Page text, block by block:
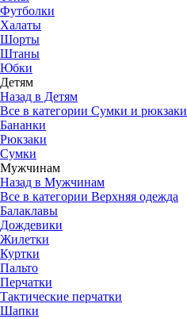
Футболки
Халаты
Шорты
Штаны
Юбки
Детям
Назад в Детям
Все в категории Сумки и рюкзаки
Бананки
Рюкзаки
Сумки
Мужчинам
Назад в Мужчинам
Все в категории Верхняя одежда
Балаклавы
Дождевики
Жилетки
Куртки
Пальто
Перчатки
Тактические перчатки
Шапки